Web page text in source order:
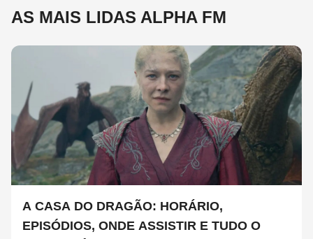
AS MAIS LIDAS ALPHA FM
A CASA DO DRAGÃO: HORÁRIO,
EPISÓDIOS, ONDE ASSISTIR E TUDO O